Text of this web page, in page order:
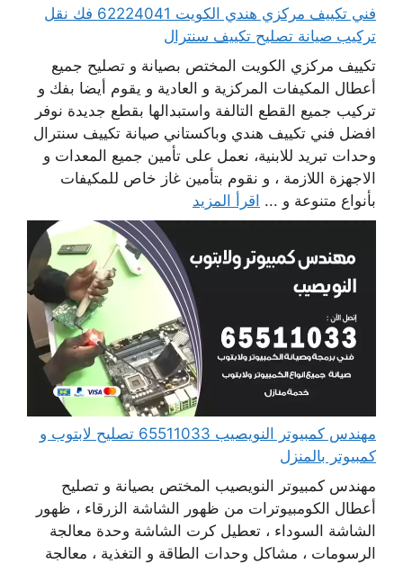
فني تكييف مركزي هندي الكويت 62224041 فك نقل
تركيب صيانة تصليح تكييف سنترال
تكييف مركزي الكويت المختص بصيانة و تصليح جميع
أعطال المكيفات المركزية و العادية و يقوم أيضا بفك و
تركيب جميع القطع التالفة واستبدالها بقطع جديدة نوفر
افضل فني تكييف هندي وباكستاني صيانة تكييف سنترال
وحدات تبريد للابنية، نعمل على تأمين جميع المعدات و
الاجهزة اللازمة ، و نقوم بتأمين غاز خاص للمكيفات
بأنواع متنوعة و ... اقرأ المزيد
مهندس كمبيوتر النويصيب 65511033 تصليح لابتوب و
كمبيوتر بالمنزل
مهندس كمبيوتر النويصيب المختص بصيانة و تصليح
أعطال الكومبيوترات من ظهور الشاشة الزرقاء ، ظهور
الشاشة السوداء ، تعطيل كرت الشاشة وحدة معالجة
الرسومات ، مشاكل وحدات الطاقة و التغذية ، معالجة